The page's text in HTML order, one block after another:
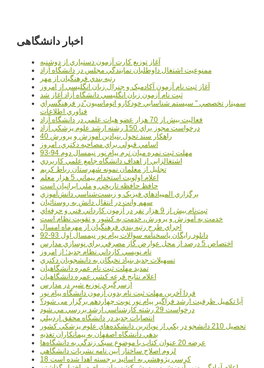
اخبار دانشگاهی
آغاز توزيع کارت آزمون دستياري از دوشنبه
ممنوعيت اشتغال داوطلبان نمايندگي مجلس در دانشگاه آزاد
رتبه بندي فرهنگيان از مهر
آغاز ثبت نام آزمون آکادميک و جنرال زبان انگليسي از امروز
ثبت نام آزمون زبان انگليسي دانشگاه آزاد آغاز شد
سمينار تخصصي " سيستم شناسايي خودکارو اتوماسيون"در فرهنگسراي
فناوري اطلاعات
فعاليت بيش از 70 هزار عضو هيات علمي در دانشگاه آزاد
درخواست مجوز براي 150 رشته ارشد علوم پزشکي آزاد
40 راهکار سند تحول بنيادين آموزش و پرورش
اسامي قبولي براي مصاحبه دکتري، امروز
مهلت ثبت نمره میان ترم پیام نور نیمسال دوم 94-93
اشتغالزايي از اهداف دانشگاه جامع علمي کاربردي
تجليل از معلمان نمونه شهرستان رباط کريم
اعلام اولويت استخدام پيماني 5 هزار معلم
حافظ حافظه تاريخي و ملي ايرانيان است
برگزاري المپيادهاي فيزيک و زيست‌شناسي دانش‌آموزي
سهم وانت در انتقال دانش به روستائيان
ثبت‌نام بيش از 9 هزار نفر در آزمون کارداني فني و حرفه‌اي
خدمت به آموزش و پرورش، خدمت به کشور و تقويت نظام است
اجراي طرح رتبه بندي فرهنگيان از مهرماه امسال
دانلود رایگان پاسخنامه سوالات پیام نور نیمسال اول 93-92
اختصاص 5 درصد از محل عوارض گاز مصرفي براي نوسازي مدارس
نام نويسي کارداني نظام جديد؛ از امروز
تسهيلات جديد بنياد نخبگان به دانشجويان دکتري
تمديد مهلت ثبت نام عمره دانشگاهيان
اعلام نتايج قرعه کشي عمره دانشگاهيان
ازسرگيري توزيع شير در مدارس
فردا آخرین مهلت ثبت نام بدون آزمون دانشگاه پیام نور
آیا تکمیل ظرفیت ارشد فراگیر پیام نور نوبت چهاردهم برگزار می شود؟
درخواست 29 رشته کارشناسي ارشد بررسي مي شود
انتصابات جديد در دانشگاه محقق اردبيلي
تحصيل 210 دانشجو در يکي از نوپاترين دانشکده‌هاي علوم پزشکي کشور
بدهي دانشگاه اصفهان به پيمانکاران تغذيه
عرضه 20 عنوان کتاب با موضوع سبک زندگي به دانشگاه‌ها
لزوم اصلاح ساختار آيين نامه نشريات دانشگاهي
18 کرسي پژوهشي به اساتيد برجسته اهدا شده است